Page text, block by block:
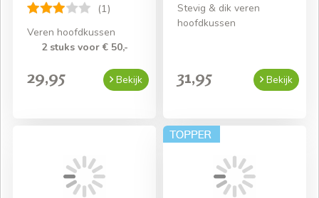
(1)
Veren hoofdkussen
2 stuks voor € 50,-
29,95 Bekijk
Stevig & dik veren
hoofdkussen
31,95 Bekijk